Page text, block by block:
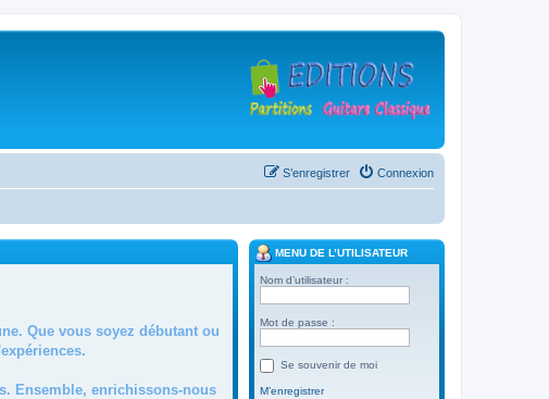
Connexion
S’enregistrer
Que vous soyez débutant ou
Ensemble, enrichissons-nous
MENU DE L’UTILISATEUR
Nom d’utilisateur :
Mot de passe :
Se souvenir de moi
M’enregistrer